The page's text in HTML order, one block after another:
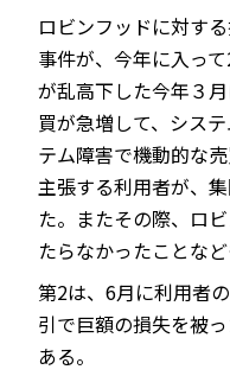
ロビンフッドに対す
事件が、今年に入っ
が乱高下した今年３
買が急増して、シス
テム障害で機動的な
主張する利用者が、
た。またその際、ロ
たらなかったことな
第2は、6月に利用者
引で巨額の損失を被
ある。